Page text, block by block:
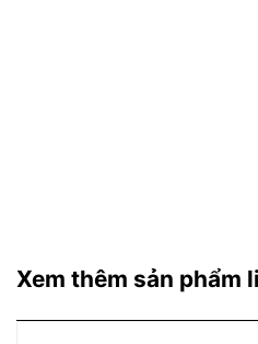
Xem thêm sản phẩm